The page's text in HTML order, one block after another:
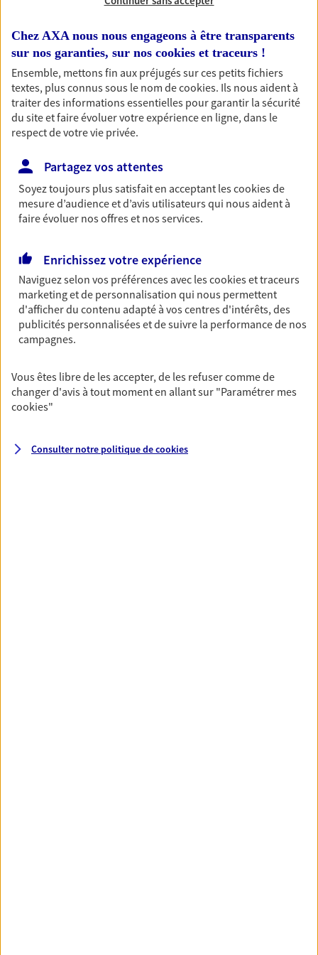
1 résultat correspond à votre
recherche
Passer les
résultats
Didier Saulgeot
Mandataire d'Assurance AXA Epargne et
21400 Puits
06 07 14 89 82
VOIR NOTRE SITE WEB
N° Orias * (orias.fr) : 20007740
VOIR PLUS
Chez AXA nous nous engageons à être transparents
sur nos garanties, sur nos cookies et traceurs !
Ensemble, mettons fin aux préjugés sur ces petits fichiers
textes, plus connus sous le nom decookies. Ils nous aident à
traiter des informations essentielles pour garantir la sécurité
du site et faire évoluer votre expérience en ligne, dans le
respect de votre vie privée.
Partagez vos attentes
Soyez toujours plus satisfait en acceptant lescookiesde
mesure d’audience et d’avis utilisateurs qui nous aident à
faire évoluer nos offres et nos services.
Enrichissez votre expérience
Naviguez selon vos préférences avec lescookies et traceurs
marketing et de personnalisation qui nous permettent
d'afficher du contenu adapté à vos centres d'intérêts, des
publicités personnalisées et de suivre la performance de nos
campagnes.
Vous êtes libre de les accepter, de les refuser comme de
changer d'avis à tout moment en allant sur "Paramétrer mes
cookies"
Consulter notre politique decookies